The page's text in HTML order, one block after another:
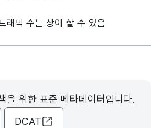
래픽 수는 상이 할 수 있음
을 위한 표준 메타데이터입니다.
DCAT